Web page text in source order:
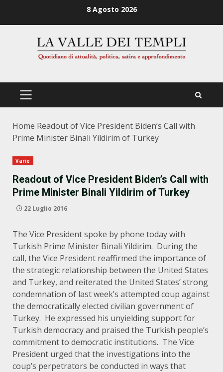
8 Agosto 2026
PRIMÄRES
Home Readout of Vice President Biden’s Call with
Prime Minister Binali Yildirim of Turkey
Varie
Readout of Vice President Biden’s Call with
Prime Minister Binali Yildirim of Turkey
22 Luglio 2016
The Vice President spoke by phone today with
Turkish Prime Minister Binali Yildirim. During the
call, the Vice President reaffirmed the importance of
the strategic relationship between the United States
and Turkey, and reiterated the United States’ strong
condemnation of last week’s attempted coup against
the democratically elected civilian government of
Turkey. He expressed his unyielding support for
Turkish democracy and praised the Turkish people’s
commitment to democratic institutions. The Vice
President urged that the investigations into the
coup’s perpetrators be conducted in ways that